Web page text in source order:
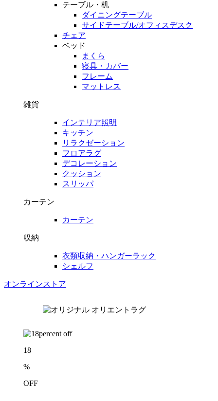
テーブル・机
ダイニングテーブル
サイドテーブル/オフィスデスク
チェア
ベッド
まくら
寝具・カバー
フレーム
マットレス
雑貨
インテリア照明
キッチン
リラクゼーション
フロアラグ
デコレーション
クッション
スリッパ
カーテン
カーテン
収納
衣類収納・ハンガーラック
シェルフ
オンラインストア
18
%
OFF